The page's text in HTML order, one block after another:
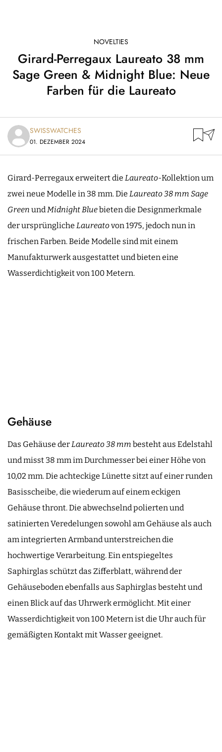
NOVELTIES
Girard-Perregaux Laureato 38 mm
Sage Green & Midnight Blue: Neue
Farben für die Laureato
SWISSWATCHES
01. DEZEMBER 2024
Girard-Perregaux erweitert die Laureato-Kollektion um
zwei neue Modelle in 38 mm. Die Laureato 38 mm Sage
Green undMidnight Bluebieten die Designmerkmale
der ursprüngliche Laureatovon 1975, jedoch nun in
frischen Farben. Beide Modelle sind mit einem
Manufakturwerk ausgestattet und bieten eine
Wasserdichtigkeit von 100 Metern.
Gehäuse
Das Gehäuse derLaureato 38 mm besteht aus Edelstahl
und misst 38 mm im Durchmesser bei einer Höhe von
10,02 mm. Die achteckige Lünette sitzt auf einer runden
Basisscheibe, die wiederum auf einem eckigen
Gehäuse thront. Die abwechselnd polierten und
satinierten Veredelungen sowohl am Gehäuse als auch
am integrierten Armband unterstreichen die
hochwertige Verarbeitung. Ein entspiegeltes
Saphirglas schützt das Zifferblatt, während der
Gehäuseboden ebenfalls aus Saphirglas besteht und
einen Blick auf das Uhrwerk ermöglicht. Mit einer
Wasserdichtigkeit von 100 Metern ist die Uhr auch für
gemäßigten Kontakt mit Wasser geeignet.